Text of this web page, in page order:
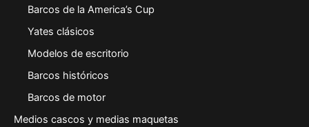
Barcos de la America’s Cup
Yates clásicos
Modelos de escritorio
Barcos históricos
Barcos de motor
Medios cascos y medias maquetas